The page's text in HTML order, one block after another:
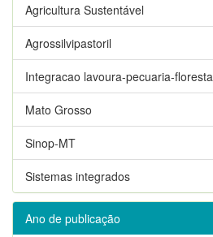
Agricultura Sustentável
Agrossilvipastoril
Integracao lavoura-pecuaria-floresta
Mato Grosso
Sinop-MT
Sistemas integrados
Ano de publicação